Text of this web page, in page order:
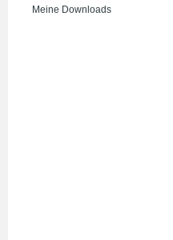
Meine Downloads